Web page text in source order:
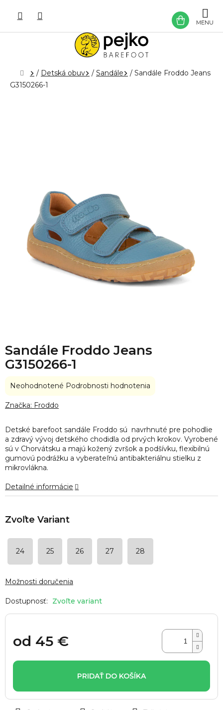
obsah
Domov
/ Detská obuv / Sandále / Sandále Froddo Jeans
G3150266-1
Sandále Froddo Jeans
G3150266-1
Zvoľte variant
24 25 26 27 28
Možnosti doručenia
od 45 €
cena:
PRIDAŤ DO KOŠÍKA
Detské barefoot sandále Froddo sú navrhnuté pre pohodlie
a zdravý vývoj detského chodidla od prvých krokov. Vyrobené
sú v Chorvátsku a majú kožený zvršok a podšívku, flexibilnú
gumovú podrážku a vyberateľnú antibakteriálnu stielku z
mikrovlákna.
Detailné informácie
Priemerné
produktu
z
5
hviezdičiek.
Neohodnotené Podrobnosti hodnotenia
Značka: Froddo